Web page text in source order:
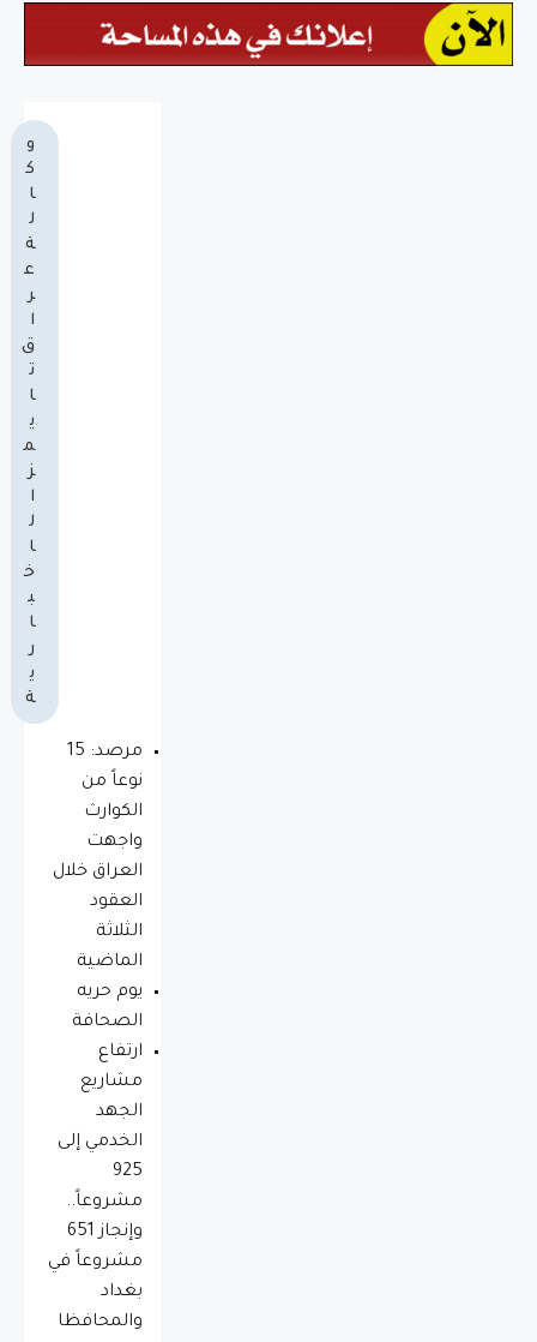
و
ك
ا
ل
ة
ع
ر
ا
ق
ت
ا
ي
م
ز
ا
ل
ا
خ
ب
ا
ر
ي
ة
مرصد: 15
نوعاً من
الكوارث
واجهت
العراق خلال
العقود
الثلاثة
الماضية
يوم حريه
الصحافة
ارتفاع
مشاريع
الجهد
الخدمي إلى
925
مشروعاً..
وإنجاز 651
مشروعاً في
بغداد
والمحافظا